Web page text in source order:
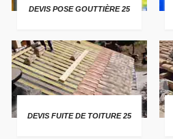
DEVIS POSE GOUTTIÈRE 25
DEVIS FUITE DE TOITURE 25